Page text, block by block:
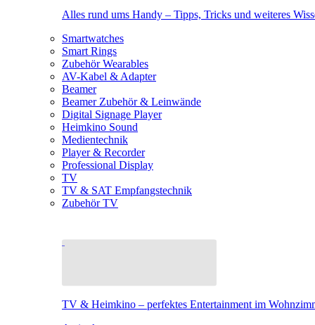
Alles rund ums Handy – Tipps, Tricks und weiteres
Smartwatches
Smart Rings
Zubehör Wearables
AV-Kabel & Adapter
Beamer
Beamer Zubehör & Leinwände
Digital Signage Player
Heimkino Sound
Medientechnik
Player & Recorder
Professional Display
TV
TV & SAT Empfangstechnik
Zubehör TV
TV & Heimkino – perfektes Entertainment im